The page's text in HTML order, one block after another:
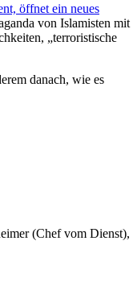
öffnet ein neues
von Islamisten mit
„terroristische
danach, wie es
(Chef vom Dienst),